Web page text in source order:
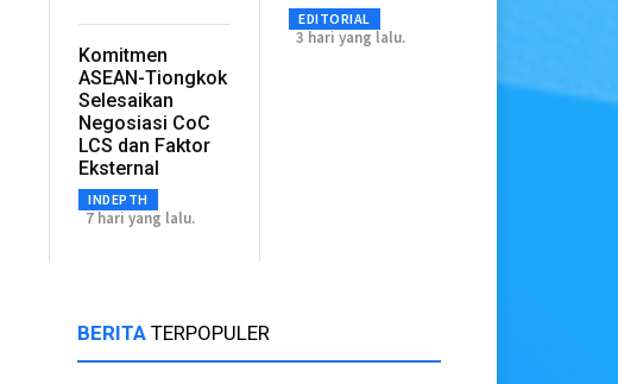
Komitmen
ASEAN-Tiongkok
Selesaikan
Negosiasi CoC
LCS dan Faktor
Eksternal
INDEPTH
7 hari yang lalu.
EDITORIAL
3 hari yang lalu.
BERITATERPOPULER